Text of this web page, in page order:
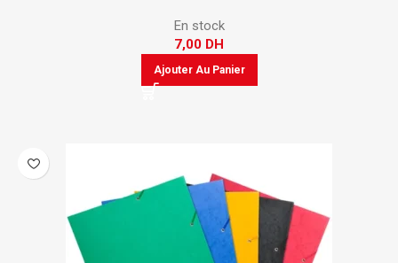
En stock
7,00 DH
Ajouter Au Panier